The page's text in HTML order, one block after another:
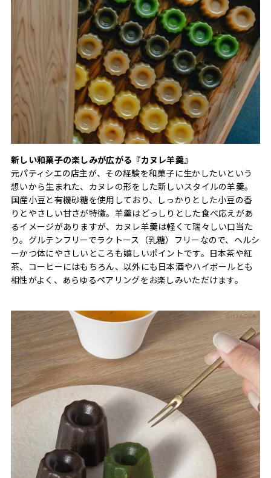
新しい和菓子の楽しみが広がる『カヌレ羊羹』
元パティシエの店主が、その経験を和菓子に生かしたいという
想いから生まれた、カヌレの形をした新しいスタイルの羊羹。
国産小豆と有機砂糖を使用しており、しっかりとした小豆の香
りとやさしい甘さが特徴。羊羹はどっしりとした食べ応えがあ
るイメージがありますが、カヌレ羊羹は軽くて瑞々しい口当た
り。グルテンフリーでラクトース（乳糖）フリーなので、ヘルシ
ーかつ体にやさしいところも嬉しいポイントです。日本茶や紅
茶、コーヒーにはもちろん、以外にも日本酒やハイボールとも
相性がよく、あらゆるペアリングをお楽しみいただけます。